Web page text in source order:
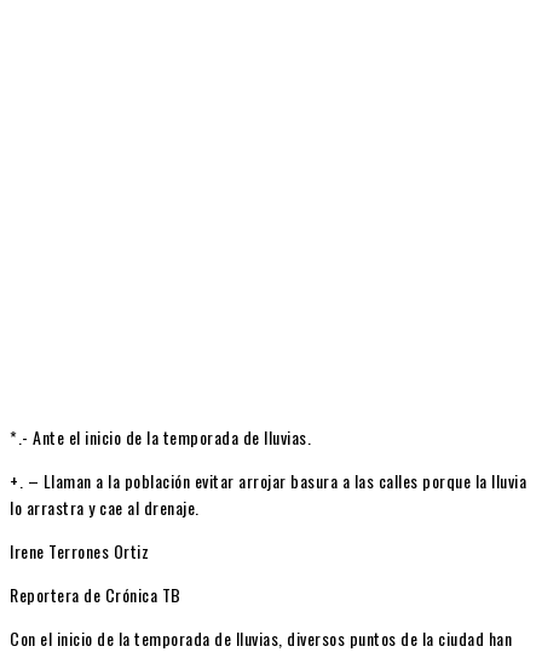
*.- Ante el inicio de la temporada de lluvias.
+. – Llaman a la población evitar arrojar basura a las calles porque la lluvia
lo arrastra y cae al drenaje.
Irene Terrones Ortiz
Reportera de Crónica TB
Con el inicio de la temporada de lluvias, diversos puntos de la ciudad han